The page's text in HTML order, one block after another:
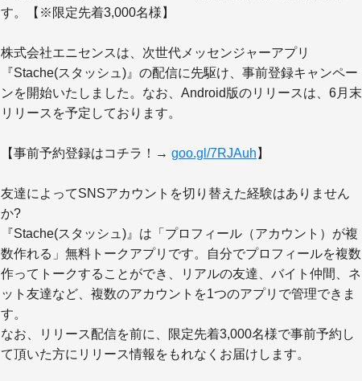
す。【※限定先着3,000名様】
株式会社エニセンスは、次世代メッセンジャーアプリ
『Stache(スタッシュ)』の配信に先駆け、事前登録キャンペー
ンを開始いたしました。なお、Android版のリリースは、6月末
リリースを予定しております。
【事前予約登録はコチラ！→ goo.gl/7RJAuh 】
友達によってSNSアカウントを切り替えた経験はありません
か?
『Stache(スタッシュ)』は「プロフィール（アカウント）が複
数作れる」無料トークアプリです。自分でプロフィールを複数
作ってトークすることができ、リアルの友達、バイト仲間、ネ
ット友達など、複数のアカウントを1つのアプリで管理できま
す。
なお、リリース配信を前に、限定先着3,000名様で事前予約し
て頂いた方にリリース情報をもれなくお届けします。